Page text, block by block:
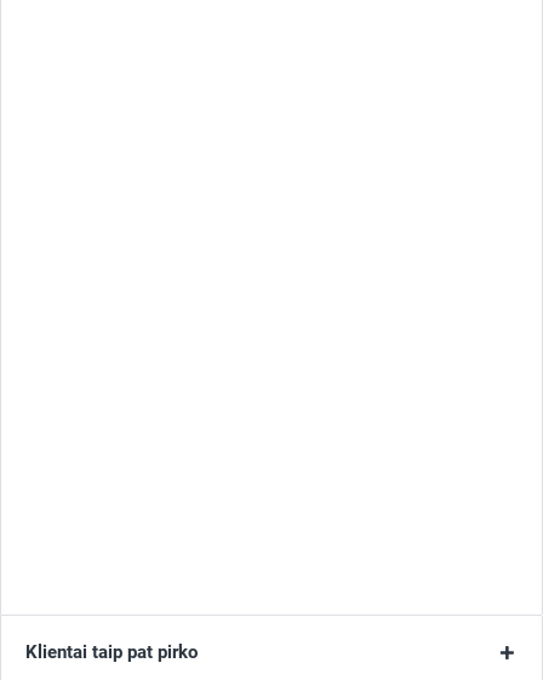
Klientai taip pat pirko